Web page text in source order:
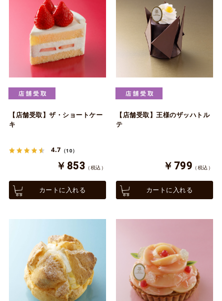
【店舗受取】ザ・ショートケー
キ
4.7 （10）
￥853 （税込）
カートに入れる
【店舗受取】王様のザッハトル
テ
￥799 （税込）
カートに入れる